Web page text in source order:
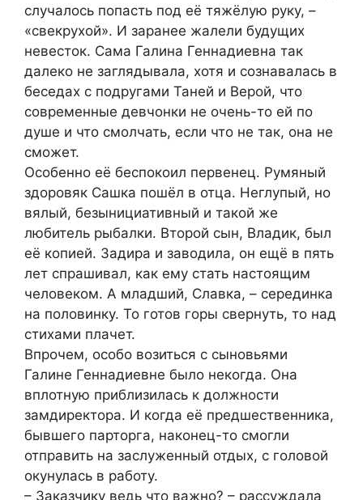
случалось попасть под её тяжёлую руку, –
«свекрухой». И заранее жалели будущих
невесток. Сама Галина Геннадиевна так
далеко не заглядывала, хотя и сознавалась в
беседах с подругами Таней и Верой, что
современные девчонки не очень-то ей по
душе и что смолчать, если что не так, она не
сможет.
Особенно её беспокоил первенец. Румяный
здоровяк Сашка пошёл в отца. Неглупый, но
вялый, безынициативный и такой же
любитель рыбалки. Второй сын, Владик, был
её копией. Задира и заводила, он ещё в пять
лет спрашивал, как ему стать настоящим
человеком. А младший, Славка, – серединка
на половинку. То готов горы свернуть, то над
стихами плачет.
Впрочем, особо возиться с сыновьями
Галине Геннадиевне было некогда. Она
вплотную приблизилась к должности
замдиректора. И когда её предшественника,
бывшего парторга, наконец-то смогли
отправить на заслуженный отдых, с головой
окунулась в работу.
– Заказчику ведь что важно? – рассуждала